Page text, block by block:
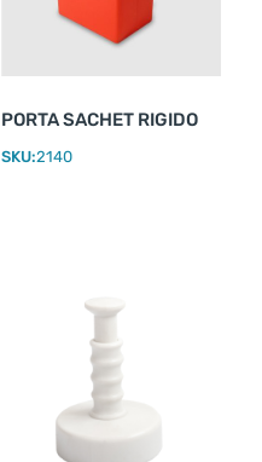
PORTA SACHET RIGIDO
SKU:2140